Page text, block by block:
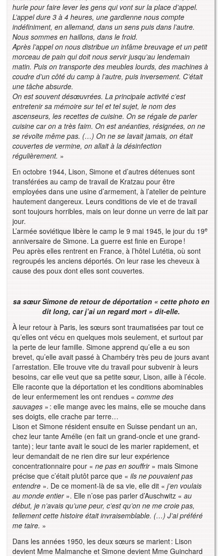
hurle pour faire lever les gens qui vont sur la place d’appel.
L’appel dure 3 à 4 heures, une gardienne nous compte
indéfiniment, en allemand, dans un sens puis dans l’autre.
Nous sommes en haillons, dans le froid.
Après l’appel on nous distribue un infâme breuvage et un petit
morceau de pain qui doit nous servir jusqu’au lendemain
matin. Puis on transporte des meubles lourds, des machines à
coudre d’un côté du camp à l’autre, puis inversement. C’était
une tâche absurde.
On est souvent désœuvrées. La principale activité c’est
entretenir sa mémoire sur tel et tel sujet, le nom des
ascenseurs, les recettes de cuisine. On se régale de parler
cuisine car on a très faim. On est anéanties, résignées, on ne
se révolte même pas. (…) On ne se lavait jamais, on était
couvertes de vermine, on allait à la désinfection
régulièrement. »
En octobre 1944, Lison, Simone et d’autres détenues sont
transférées au camp de travail de Kratzau pour être
employées dans une usine d’armement, à l’atelier de peinture
hautement dangereux. Leurs conditions de vie et de travail
sont toujours horribles, mais on leur donne un verre de lait par
jour.
L’armée soviétique libère le camp le 9 mai 1945, le jour du 19e
anniversaire de Simone. La guerre est finie en Europe !
Peu après elles rentrent en France, à l’hôtel Lutétia, où sont
regroupés les anciens déportés. On leur rase les cheveux à
cause des poux dont elles sont couvertes.
sa sœur Simone de retour de déportation « cette photo en
dit long, car j’ai un regard mort » dit-elle.
À leur retour à Paris, les sœurs sont traumatisées par tout ce
qu’elles ont vécu en quelques mois seulement, et surtout par
la perte de leur famille. Simone apprend qu’elle a eu son
brevet, qu’elle avait passé à Chambéry très peu de jours avant
l’arrestation. Elle trouve vite du travail pour subvenir à leurs
besoins, car elle veut que sa petite sœur, Lison, aille à l’école.
Elle raconte que la déportation et les conditions abominables
de leur enfermement les ont rendues « comme des
sauvages » : elle mange avec les mains, elle se mouche dans
ses doigts, elle crache par terre…
Lison et Simone résident ensuite en Suisse pendant un an,
chez leur tante Amélie (en fait un grand-oncle et une grand-
tante) ; leur tante avait le souci de les marier rapidement, et
leur demandait de ne rien dire sur leur expérience
concentrationnaire pour « ne pas en souffrir» mais Simone
précise que c’était plutôt parce que « ils ne pouvaient pas
entendre ». De ce moment-là de sa vie, elle dit « j’en voulais
au monde entier». Elle n’ose pas parler d’Auschwitz « au
début, je n’avais qu’une peur, c’est qu’on ne me croie pas,
tellement cette histoire était invraisemblable. (…) J’ai préféré
me taire. »
Dans les années 1950, les deux sœurs se marient : Lison
devient Mme Malmanche et Simone devient Mme Guinchard